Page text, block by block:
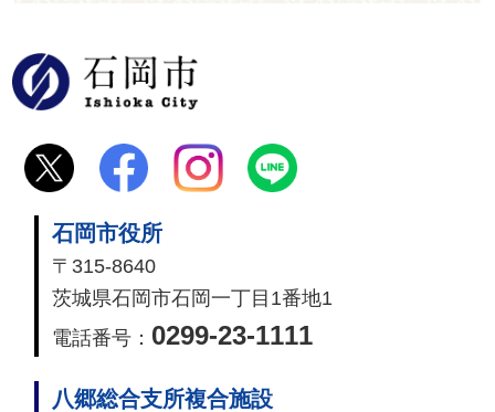
石岡市役所
〒315-8640
茨城県石岡市石岡一丁目1番地1
電話番号： 0299-23-1111
八郷総合支所複合施設